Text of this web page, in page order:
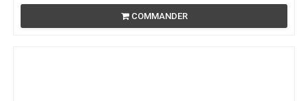
COMMANDER